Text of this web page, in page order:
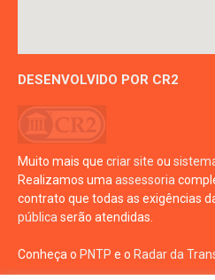
DESENVOLVIDO POR CR2
Muito mais que criar site ou
Realizamos uma assessoria
contrato que todas as exigências
pública serão atendidas.
Conheça o PNTP e o Radar da